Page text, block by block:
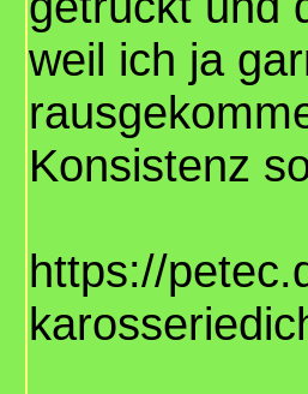
weil ich ja
Konsistenz
https://